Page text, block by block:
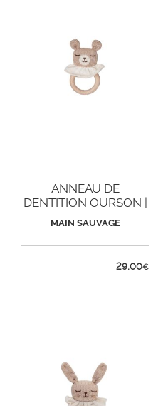
ANNEAU DE
DENTITION OURSON |
SABLE
MAIN SAUVAGE
29,00€